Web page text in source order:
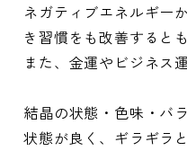
ネガティブエネルギー
き習慣をも改善すると
また、金運やビジネス
結晶の状態・色味・バ
状態が良く、ギラギラ